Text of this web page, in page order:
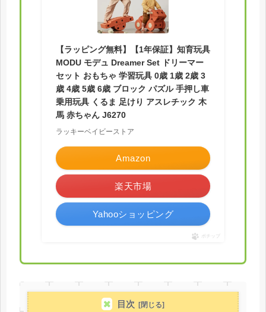
【ラッピング無料】【1年保証】知育玩具
MODU モデュ Dreamer Set ドリーマー
セット おもちゃ 学習玩具 0歳 1歳 2歳 3
歳 4歳 5歳 6歳 ブロック パズル 手押し車
乗用玩具 くるま 足けり アスレチック 木
馬 赤ちゃん J6270
ラッキーベイビーストア
Amazon
楽天市場
Yahooショッピング
ポチップ
目次